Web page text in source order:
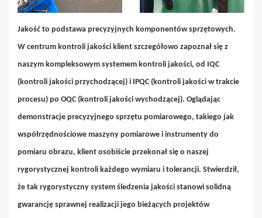
Jakość to podstawa precyzyjnych komponentów sprzętowych.
W centrum kontroli jakości klient szczegółowo zapoznał się z
naszym kompleksowym systemem kontroli jakości, od IQC
(kontroli jakości przychodzącej) i IPQC (kontroli jakości w trakcie
procesu) po OQC (kontroli jakości wychodzącej). Oglądając
demonstracje precyzyjnego sprzętu pomiarowego, takiego jak
współrzędnościowe maszyny pomiarowe i instrumenty do
pomiaru obrazu, klient osobiście przekonał się o naszej
rygorystycznej kontroli każdego wymiaru i tolerancji. Stwierdził,
że tak rygorystyczny system śledzenia jakości stanowi solidną
gwarancję sprawnej realizacji jego bieżących projektów